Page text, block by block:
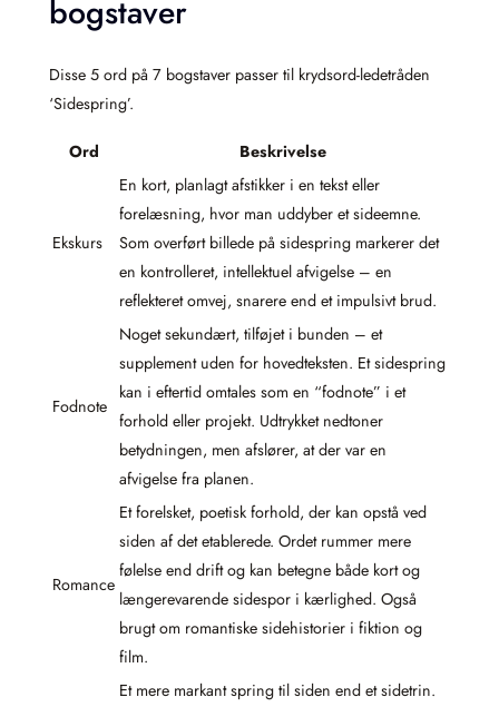
bogstaver
Disse 5 ord på 7 bogstaver passer til krydsord-ledetråden
‘Sidespring’.
Ord Beskrivelse
Ekskurs
En kort, planlagt afstikker i en tekst eller
forelæsning, hvor man uddyber et sideemne.
Som overført billede på sidespring markerer det
en kontrolleret, intellektuel afvigelse – en
reflekteret omvej, snarere end et impulsivt brud.
Fodnote
Noget sekundært, tilføjet i bunden – et
supplement uden for hovedteksten. Et sidespring
kan i eftertid omtales som en “fodnote” i et
forhold eller projekt. Udtrykket nedtoner
betydningen, men afslører, at der var en
afvigelse fra planen.
Romance
Et forelsket, poetisk forhold, der kan opstå ved
siden af det etablerede. Ordet rummer mere
følelse end drift og kan betegne både kort og
længerevarende sidespor i kærlighed. Også
brugt om romantiske sidehistorier i fiktion og
film.
Et mere markant spring til siden end et sidetrin.